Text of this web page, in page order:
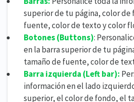
superior de tu página, color de
fuente, color de texto y color
Botones (Buttons):
en la barra superior de tu
tamaño de fuente, color de
Barra izquierda (Left bar):
información en el lado
superior, el color de fondo, el